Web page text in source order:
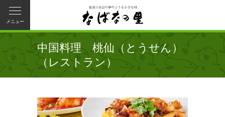
メニュー
中国料理 桃仙（とうせん）
（レストラン）